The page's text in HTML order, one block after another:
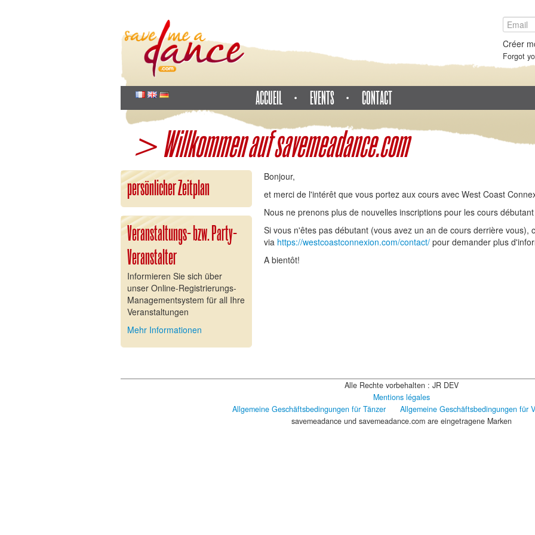
Créer
Forgot
ACCUEIL EVENTS CONTACT
> Willkommen auf savemeadance.com
persönlicher Zeitplan
Veranstaltungs- bzw. Party-
Veranstalter
Informieren Sie sich über
unser Online-Registrierungs-
Managementsystem für all Ihre
Veranstaltungen
Mehr Informationen
Bonjour,
et merci de l'intérêt que vous portez aux cours avec West Coast
Nous ne prenons plus de nouvelles inscriptions pour les cours
Si vous n'êtes pas débutant (vous avez un an de cours derrière vous),
via https://westcoastconnexion.com/contact/ pour demander plus
A bientôt!
Alle Rechte vorbehalten : JR DEV
Mentions légales
Allgemeine Geschäftsbedingungen für Tänzer
Allgemeine Geschäftsbedingungen für
savemeadance und savemeadance.com are eingetragene Marken